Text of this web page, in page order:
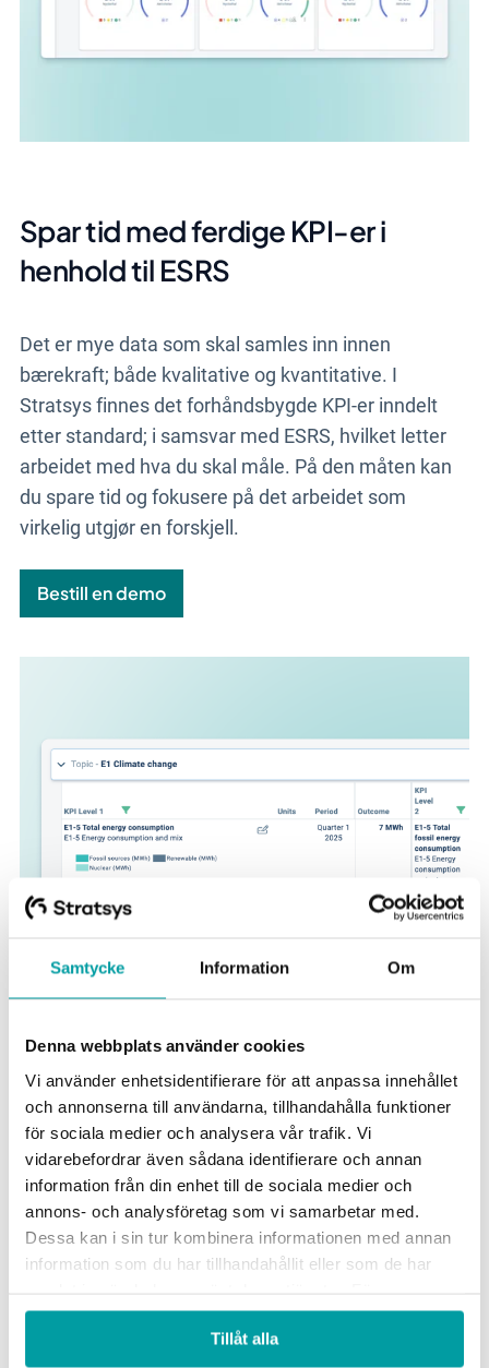
Samtycke Information Om
Denna webbplats använder cookies
Vi använder enhetsidentifierare för att anpassa innehållet
och annonserna till användarna, tillhandahålla funktioner
för sociala medier och analysera vår trafik. Vi
vidarebefordrar även sådana identifierare och annan
information från din enhet till de sociala medier och
annons- och analysföretag som vi samarbetar med.
Dessa kan i sin tur kombinera informationen med annan
information som du har tillhandahållit eller som de har
information, se vårintegritetspolicy.
Tillåt alla
Spar tid med ferdige KPI-er i
henhold til ESRS
Det er mye data som skal samles inn innen
bærekraft; både kvalitative og kvantitative. I
Stratsys finnes det forhåndsbygde KPI-er inndelt
etter standard; i samsvar med ESRS, hvilket letter
arbeidet med hva du skal måle. På den måten kan
du spare tid og fokusere på det arbeidet som
virkelig utgjør en forskjell.
Bestill en demo
Få støtte til effektivt
bærekraftsarbeid
Gjør strategien tydelig for alle